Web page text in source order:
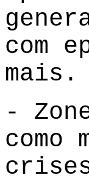
com
mais.
-
como